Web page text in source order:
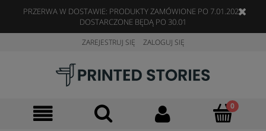
PRZERWA W DOSTAWIE: PRODUKTY ZAMÓWIONE PO 7.01.2023
DOSTARCZONE BĘDĄ PO 30.01
ZAREJESTRUJ SIĘ ZALOGUJ SIĘ